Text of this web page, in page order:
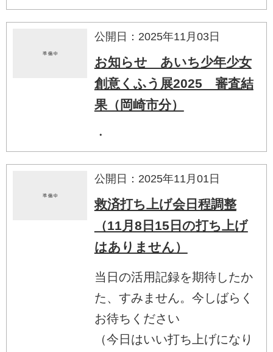
公開日：2025年11月03日
お知らせ あいち少年少女
創意くふう展2025 審査結
果（岡崎市分）
・
公開日：2025年11月01日
救済打ち上げ会日程調整
（11月8日15日の打ち上げ
はありません）
当日の活用記録を期待したか
た、すみません。今しばらく
お待ちください
（今日はいい打ち上げになり